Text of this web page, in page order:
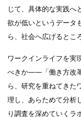
じて、具体的な実践へ
欲が低いというデータ
ら、社会へ広げるとこ
ワークインライフを実
べきか――「働き方改
ら、研究を重ねてきた
理し、あらためて分析
り調査を深めていくラ